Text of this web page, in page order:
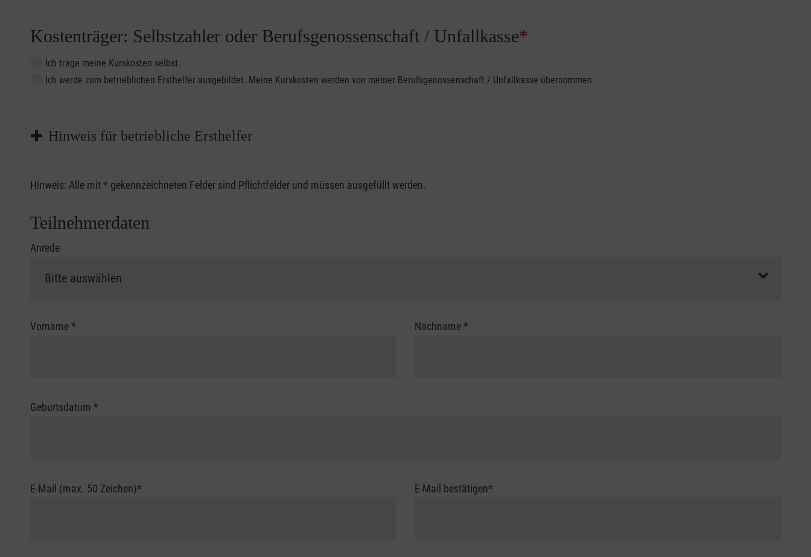
Kostenträger: Selbstzahler oder Berufsgenossenschaft / Unfallkasse*
Ich trage meine Kurskosten selbst.
Ich werde zum betrieblichen Ersthelfer ausgebildet. Meine Kurskosten werden von meiner Berufsgenossenschaft / Unfallkasse übernommen.
Hinweis für betriebliche Ersthelfer
Sofern Sie ein Kostenübernahmeverfahren Ihrer Berufsgenossenschaft / Unfallkasse nutzen, beachten Sie bitte, dass die Abrechnungsunterlagen spätestens zu Kursbeginn
vorliegen müssen. Andernfalls erfolgt eine Abrechnung der vollen Kursgebühr als Selbstzahler.
Hinweis: Alle mit* gekennzeichneten Felder sind Pflichtfelder und müssen ausgefüllt werden.
Teilnehmerdaten
Anrede
Vorname* Nachname*
Geburtsdatum *
E-Mail (max. 50 Zeichen)* E-Mail bestätigen*